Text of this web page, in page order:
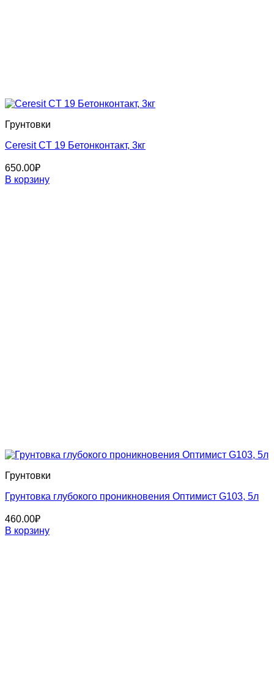
Грунтовки
Ceresit CT 19 Бетонконтакт, 3кг
650.00₽
В корзину
Грунтовки
Грунтовка глубокого проникновения Оптимист G103, 5л
460.00₽
В корзину